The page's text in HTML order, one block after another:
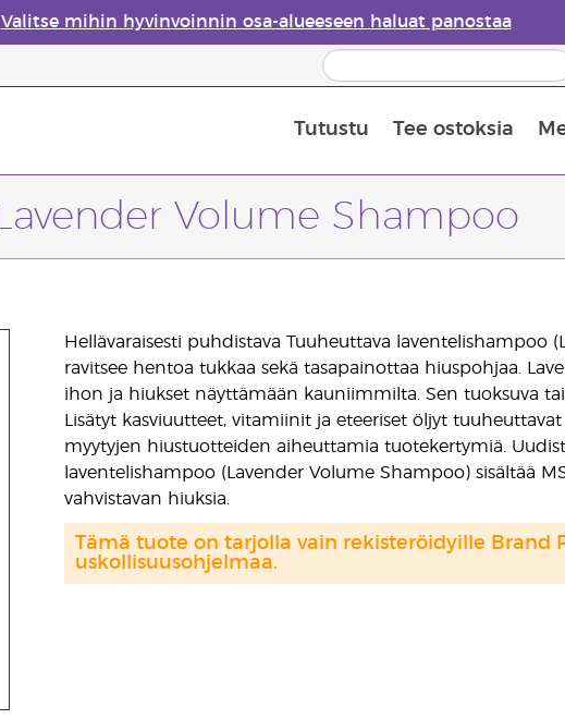
Valitse mihin hyvinvoinnin osa-alueeseen haluat panostaa
Tutustu Tee ostoksia
Lavender Volume Shampoo
Hellävaraisesti puhdistava Tuuheuttava
ravitsee hentoa tukkaa sekä tasapainottaa hiuspohjaa.
ihon ja hiukset näyttämään kauniimmilta. Sen tuoksuva
Lisätyt kasviuutteet, vitamiinit ja eteeriset öljyt
myytyjen hiustuotteiden aiheuttamia tuotekertymiä.
laventelishampoo (Lavender Volume Shampoo) sisältää
vahvistavan hiuksia.
Tämä tuote on tarjolla vain rekisteröidyille Brand
uskollisuusohjelmaa.